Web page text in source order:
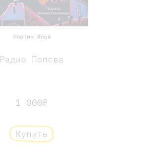
Портин Анья
Радио Попова
1 000₽
Купить